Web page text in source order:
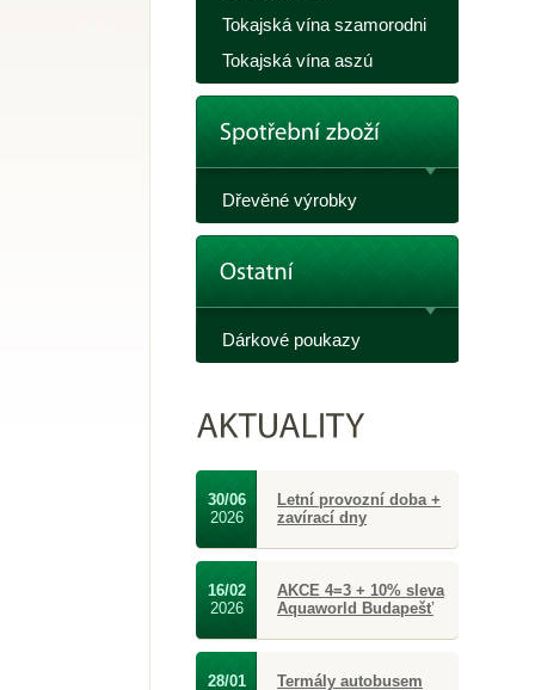
Tokajská vína szamorodni
Tokajská vína aszú
Dřevěné výrobky
Dárkové poukazy
30/06
2026
Letní provozní doba +
zavírací dny
16/02
2026
AKCE 4=3 + 10% sleva
Aquaworld Budapešť
28/01 Termály autobusem